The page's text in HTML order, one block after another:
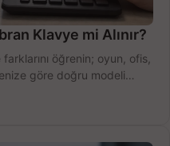
Klavye mi Alınır?
öğrenin; oyun, ofis,
göre doğru modeli